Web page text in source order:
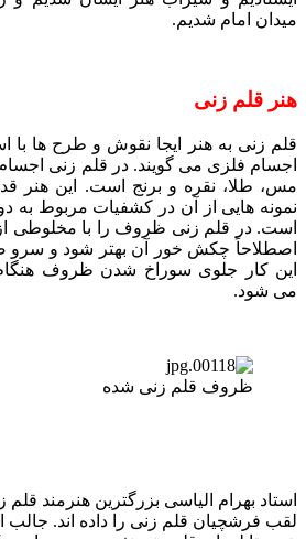
میدان امام شدیم.
هنر قلم زنی
قلم زنی به هنر ایجا نقوش و طرح ها با
اجسام فلزی می گویند. در قلم زنی
مس، طلا، نقره و برنج است. این هنر
نمونه هایی از آن در کشفیات مربوط به
است. در قلم زنی ظروف را با مخلوطی
اصطلاحاً چکش خور آن بهتر شود و سرو
این کار جلوی سوراخ شدن ظروف
می شود.
ظروف قلم زنی شده
استاد بهرام الیاسی بزرگترین هنرمند
لقب فرشچیان قلم زنی را داده اند. جالب